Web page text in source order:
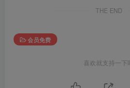
THE END
会员免费
喜欢就支持一下